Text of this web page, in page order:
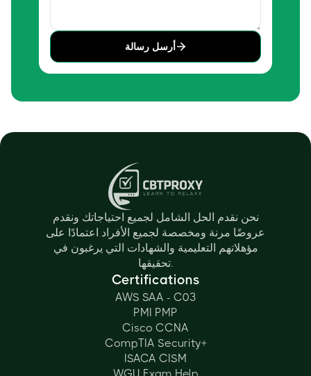
أرسل رسالة
نحن نقدم الحل الشامل لجميع احتياجاتك ونقدم
عروضًا مرنة ومخصصة لجميع الأفراد اعتمادًا على
مؤهلاتهم التعليمية والشهادات التي يرغبون في
تحقيقها.
Certifications
AWS SAA - C03
PMI PMP
Cisco CCNA
CompTIA Security+
ISACA CISM